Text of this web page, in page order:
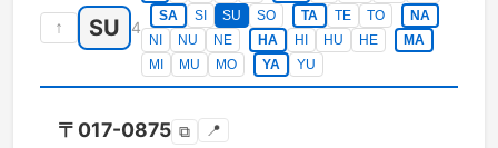
↑ SU 4
SA
SI SU SO TA TE TO
NA
NI
NU NE HA HI HU HE
MA
MI
MU MO YA YU
〒 017-0875 ⧉ 📍